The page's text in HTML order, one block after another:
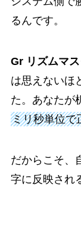
るんです。
Gr リズムマ
は思えないほ
た。あなたが
ミリ秒単位で
だからこそ、
字に反映され